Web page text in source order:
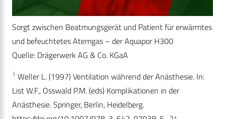
Sorgt zwischen Beatmungsgerät und Patient für erwärmtes
und befeuchtetes Atemgas – der Aquapor H300
Quelle: Drägerwerk AG & Co. KGaA
1 Weller L. (1997) Ventilation während der Anästhesie. In:
List W.F., Osswald P.M. (eds) Komplikationen in der
Anästhesie. Springer, Berlin, Heidelberg.